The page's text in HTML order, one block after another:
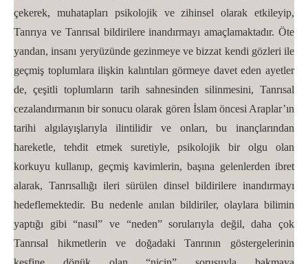
çekerek, muhatapları psikolojik ve zihinsel olarak etkileyip,
Tanrıya ve Tanrısal bildirilere inandırmayı amaçlamaktadır. Öte
yandan, insanı yeryüzünde gezinmeye ve bizzat kendi gözleri ile
geçmiş toplumlara ilişkin kalıntıları görmeye davet eden ayetler
de, çeşitli toplumların tarih sahnesinden silinmesini, Tanrısal
cezalandırmanın bir sonucu olarak gören İslam öncesi Araplar’ın
tarihi algılayışlarıyla ilintilidir ve onları, bu inançlarından
hareketle, tehdit etmek suretiyle, psikolojik bir olgu olan
korkuyu kullanıp, geçmiş kavimlerin, başına gelenlerden ibret
alarak, Tanrısallığı ileri sürülen dinsel bildirilere inandırmayı
hedeflemektedir. Bu nedenle anılan bildiriler, olaylara bilimin
yaptığı gibi “nasıl” ve “neden” sorularıyla değil, daha çok
Tanrısal hikmetlerin ve doğadaki Tanrının göstergelerinin